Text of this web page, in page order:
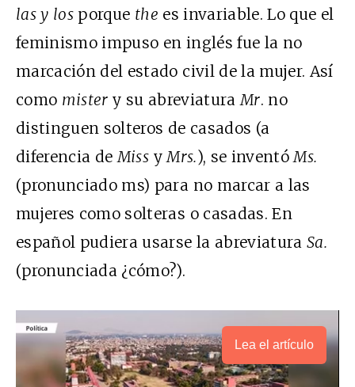
las y los porque the es invariable. Lo que el
feminismo impuso en inglés fue la no
marcación del estado civil de la mujer. Así
como mister y su abreviaturaMr. no
distinguen solteros de casados (a
diferencia deMiss yMrs.), se inventóMs.
(pronunciado ms) para no marcar a las
mujeres como solteras o casadas. En
español pudiera usarse la abreviatura Sa.
(pronunciada ¿cómo?).
Lea el artículo